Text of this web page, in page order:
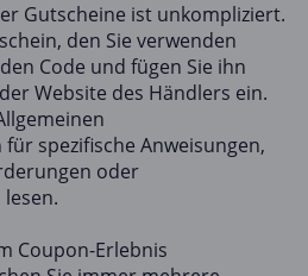
Gutscheine ist unkompliziert.
den Sie verwenden
Code und fügen Sie ihn
Website des Händlers ein.
spezifische Anweisungen,
oder
Coupon-Erlebnis